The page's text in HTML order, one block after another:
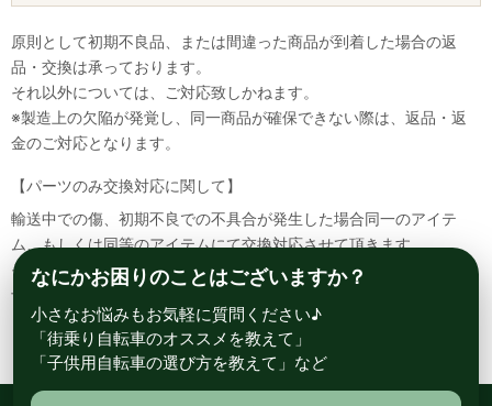
原則として初期不良品、または間違った商品が到着した場合の返
品・交換は承っております。
それ以外については、ご対応致しかねます。
※製造上の欠陥が発覚し、同一商品が確保できない際は、返品・返
金のご対応となります。
【パーツのみ交換対応に関して】
輸送中での傷、初期不良での不具合が発生した場合同一のアイテ
ム、もしくは同等のアイテムにて交換対応させて頂きます。
その場合該当部品を着払いにて返送して頂く必要が御座いますので
予めご了承ください。
なにかお困りのことはございますか？
小さなお悩みもお気軽に質問ください♪
「街乗り自転車のオススメを教えて」
「子供用自転車の選び方を教えて」など